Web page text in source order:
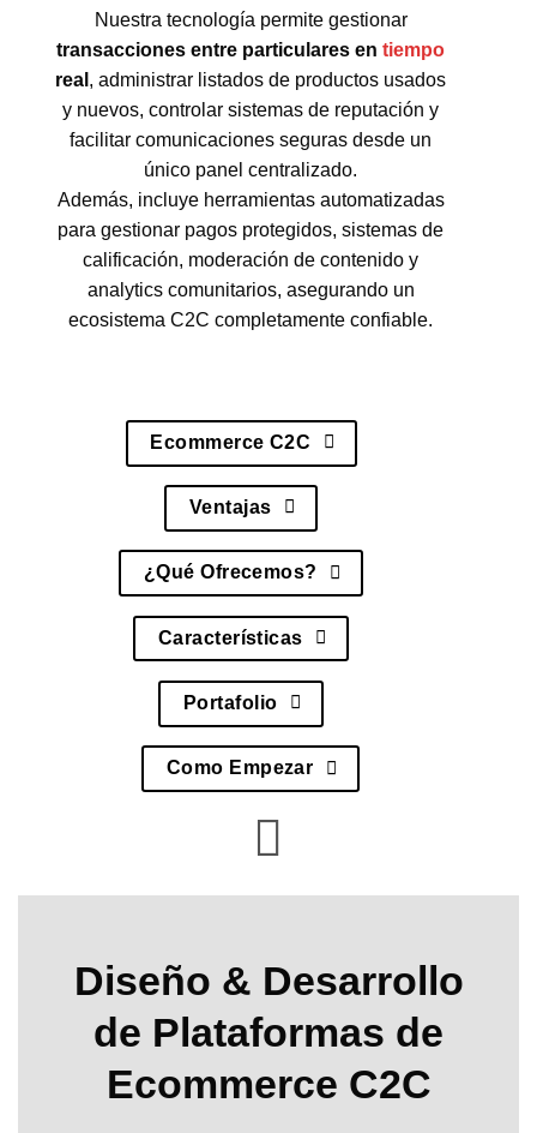
Nuestra tecnología permite gestionar
transacciones entre particulares en tiempo
real , administrar listados de productos usados
y nuevos, controlar sistemas de reputación y
facilitar comunicaciones seguras desde un
único panel centralizado.
Además, incluye herramientas automatizadas
para gestionar pagos protegidos, sistemas de
calificación, moderación de contenido y
analytics comunitarios, asegurando un
ecosistema C2C completamente confiable.
Ecommerce C2C
Ventajas
¿Qué Ofrecemos?
Características
Portafolio
Como Empezar
Diseño & Desarrollo
de Plataformas de
Ecommerce C2C